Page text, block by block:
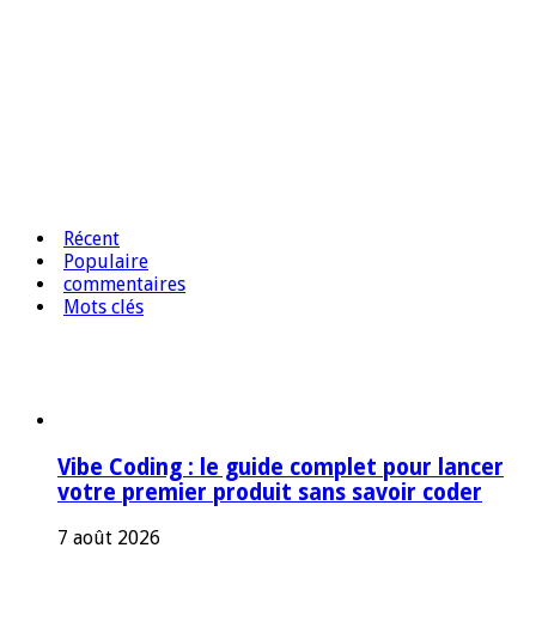
Récent
Populaire
commentaires
Mots clés
Vibe Coding : le guide complet pour lancer
votre premier produit sans savoir coder
7 août 2026